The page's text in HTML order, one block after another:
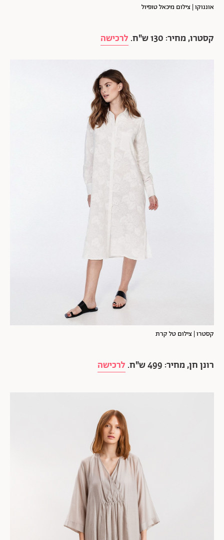
אוננוקו | צילום מיכאל טופיול
קסטרו, מחיר: 130 ש"ח. לרכישה
קסטרו | צילום טל קרת
רונן חן, מחיר: 499 ש"ח. לרכישה